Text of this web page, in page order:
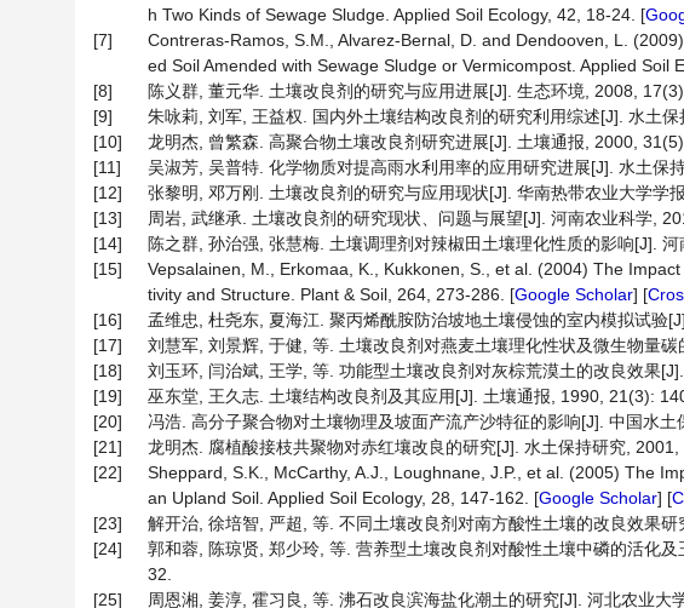
h Two Kinds of Sewage Sludge. Applied Soil Ecology, 42, 18-24. [
[7]
Contreras-Ramos, S.M., Alvarez-Bernal, D. and Dendooven, L.
ed Soil Amended with Sewage Sludge or Vermicompost. Applied Soil
[8]
陈义群, 董元华. 土壤改良剂的研究与应用进展[J]. 生态环境, 2008,
[9]
朱咏莉, 刘军, 王益权. 国内外土壤结构改良剂的研究利用综述[J]. 水土
[10]
龙明杰, 曾繁森. 高聚合物土壤改良剂研究进展[J]. 土壤通报, 2000,
[11]
吴淑芳, 吴普特. 化学物质对提高雨水利用率的应用研究进展[J]. 水土保
[12]
张黎明, 邓万刚. 土壤改良剂的研究与应用现状[J]. 华南热带农业大学学
[13]
周岩, 武继承. 土壤改良剂的研究现状、问题与展望[J]. 河南农业科学,
[14]
陈之群, 孙治强, 张慧梅. 土壤调理剂对辣椒田土壤理化性质的影响[J].
[15]
Vepsalainen, M., Erkomaa, K., Kukkonen, S., et al. (2004) The
tivity and Structure. Plant & Soil, 264, 273-286. [Google Scholar] [
[16]
孟维忠, 杜尧东, 夏海江. 聚丙烯酰胺防治坡地土壤侵蚀的室内模拟试验
[17]
刘慧军, 刘景辉, 于健, 等. 土壤改良剂对燕麦土壤理化性状及微生物量
[18]
刘玉环, 闫治斌, 王学, 等. 功能型土壤改良剂对灰棕荒漠土的改良效果
[19]
巫东堂, 王久志. 土壤结构改良剂及其应用[J]. 土壤通报, 1990, 21(3):
[20]
冯浩. 高分子聚合物对土壤物理及坡面产流产沙特征的影响[J]. 中国水
[21]
龙明杰. 腐植酸接枝共聚物对赤红壤改良的研究[J]. 水土保持研究, 2001,
[22]
Sheppard, S.K., McCarthy, A.J., Loughnane, J.P., et al. (2005) The
an Upland Soil. Applied Soil Ecology, 28, 147-162. [Google Scholar] [
[23]
解开治, 徐培智, 严超, 等. 不同土壤改良剂对南方酸性土壤的改良效果
[24]
郭和蓉, 陈琼贤, 郑少玲, 等. 营养型土壤改良剂对酸性土壤中磷的活化
32.
[25]
周恩湘, 姜淳, 霍习良, 等. 沸石改良滨海盐化潮土的研究[J]. 河北农业大